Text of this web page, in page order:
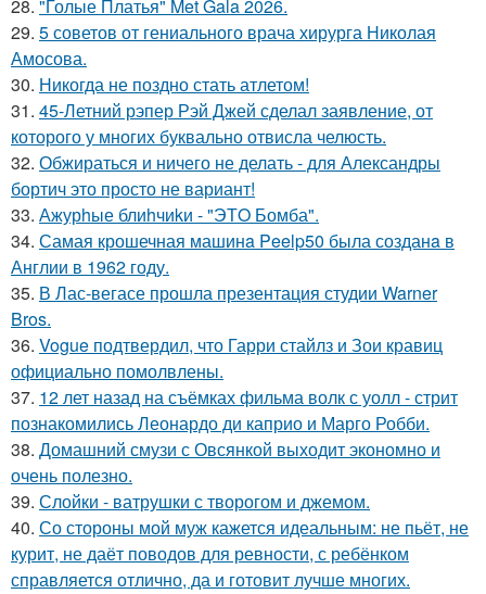
28. "Голые Платья" Met Gala 2026.
29. 5 советов от гениального врача хирурга Николая
Амосова.
30. Никогда не поздно стать атлетом!
31. 45-Летний рэпер Рэй Джей сделал заявление, от
которого у многих буквально отвисла челюсть.
32. Обжираться и ничего не делать - для Александры
бортич это просто не вариант!
33. Ажурhые блиhчиkи - "ЭТO Бомба".
34. Самая крошечная машинa Peelp50 была созданa в
Англии в 1962 году.
35. В Лас-вегасе прошла презентация студии Warner
Bros.
36. Vogue подтвердил, что Гарри стайлз и Зои кравиц
официально помолвлены.
37. 12 лет назад на съёмках фильма волк с уолл - стрит
познакомились Леонардо ди каприо и Марго Робби.
38. Домашний смузи с Овсянкой выходит экономно и
очень полезно.
39. Слойки - ватрушки с творогом и джемом.
40. Со стороны мой муж кажется идеальным: не пьёт, не
курит, не даёт поводов для ревности, с ребёнком
справляется отлично, да и готовит лучше многих.